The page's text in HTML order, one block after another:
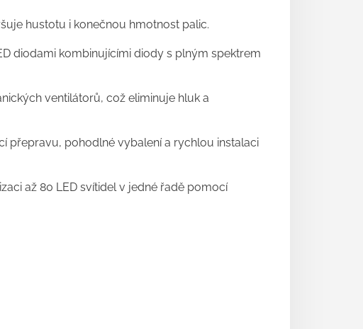
hustotu i konečnou hmotnost palic.
diodami kombinujícími diody s plným spektrem
ventilátorů, což eliminuje hluk a
přepravu, pohodlné vybalení a rychlou instalaci
až 80 LED svítidel v jedné řadě pomocí